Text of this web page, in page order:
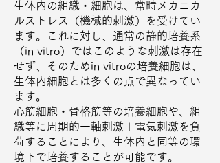
生体内の組織・細胞は、常時メカニカ
ルストレス（機械的刺激）を受けてい
ます。これに対し、通常の静的培養系
（in vitro）ではこのような刺激は存在
せず、そのためin vitroの培養細胞は、
生体内細胞とは多くの点で異なってい
ます。
心筋細胞・骨格筋等の培養細胞や、組
織等に周期的一軸刺激＋電気刺激を負
荷することにより、生体内と同等の環
境下で培養することが可能です。